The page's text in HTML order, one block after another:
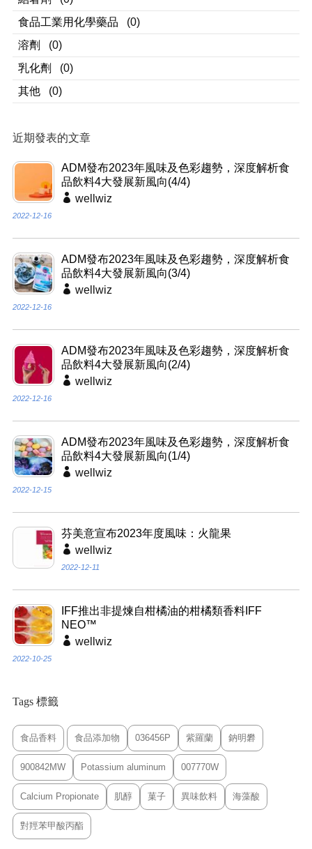
食品工業用化學藥品
(0)
溶劑
(0)
乳化劑
(0)
其他
(0)
近期發表的文章
ADM發布2023年風味及色彩趨勢，深度解析食
品飲料4大發展新風向(4/4)
wellwiz
2022-12-16
ADM發布2023年風味及色彩趨勢，深度解析食
品飲料4大發展新風向(3/4)
wellwiz
2022-12-16
ADM發布2023年風味及色彩趨勢，深度解析食
品飲料4大發展新風向(2/4)
wellwiz
2022-12-16
ADM發布2023年風味及色彩趨勢，深度解析食
品飲料4大發展新風向(1/4)
wellwiz
2022-12-15
芬美意宣布2023年度風味：火龍果
wellwiz
2022-12-11
IFF推出非提煉自柑橘油的柑橘類香料IFF
NEO™
wellwiz
2022-10-25
Tags 標籤
食品香料 食品添加物 036456P 紫羅蘭 鈉明礬
900842MW Potassium aluminum 007770W
Calcium Propionate 肌醇 菓子 異味飲料 海藻酸
對羥苯甲酸丙酯